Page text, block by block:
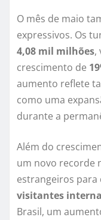
O mês de maio
expressivos. Os
4,08 mil milhões,
crescimento de
aumento reflete
como uma
durante a
Além do
um novo recorde
estrangeiros para
visitantes
Brasil, um